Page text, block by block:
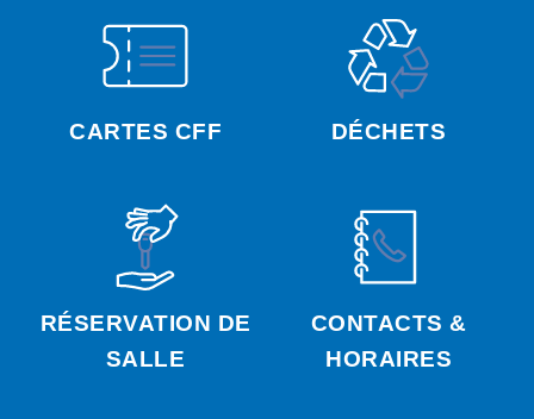
CARTES CFF DÉCHETS
RÉSERVATION DE
SALLE
CONTACTS &
HORAIRES